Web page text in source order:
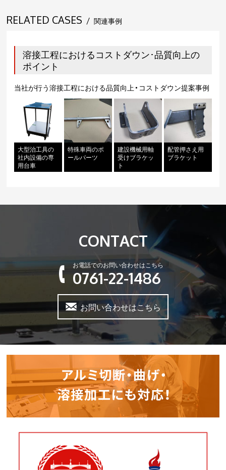
RELATED CASES / 関連事例
溶接工程におけるコストダウン･品質向上の
ポイント
当社が行う溶接工程における品質向上・コストダウン提案事例
大型治工具の
社内設備の専
用台車
特殊車両のポ
ールパーツ
建設機械用軸
受けブラケッ
ト
配管押さえ用
ブラケット
CONTACT
お電話でのお問い合わせはこちら
0761-22-1486
お問い合わせはこちら